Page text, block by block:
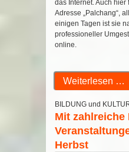
das Internet. Auch
Adresse „Palchang“,
einigen Tagen ist sie
professioneller
online.
Weiterlesen …
BILDUNG und
Mit zahlreiche
Herbst